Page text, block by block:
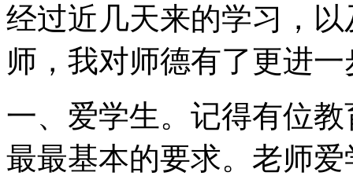
经过近几天来的学习，
师，我对师德有了更进
一、爱学生。记得有位
最最基本的要求。老师